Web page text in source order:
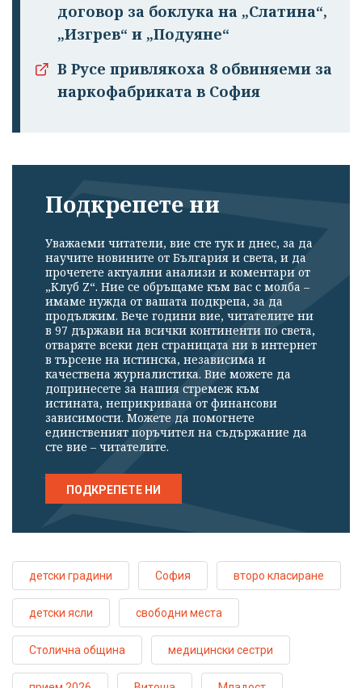
договор за боклука на „Слатина“,
„Изгрев“ и „Подуяне“
В Русе привлякоха 8 обвиняеми за
наркофабриката в София
Подкрепете ни
Уважаеми читатели, вие сте тук и днес, за да
научите новините от България и света, и да
прочетете актуални анализи и коментари от
„Клуб Z“. Ние се обръщаме към вас с молба –
имаме нужда от вашата подкрепа, за да
продължим. Вече години вие, читателите ни
в 97 държави на всички континенти по света,
отваряте всеки ден страницата ни в интернет
в търсене на истинска, независима и
качествена журналистика. Вие можете да
допринесете за нашия стремеж към
истината, неприкривана от финансови
зависимости. Можете да помогнете
единственият поръчител на съдържание да
сте вие – читателите.
ПОДКРЕПЕТЕ НИ
детски градини София второ класиране
детски ясли свободни места
Столична община медицински сестри